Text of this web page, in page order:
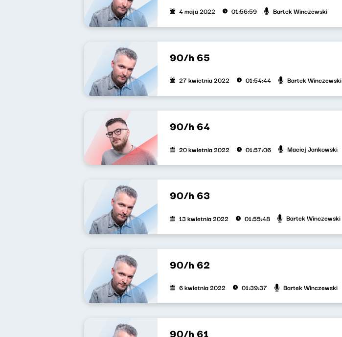
4 maja 2022 01:56:59 Bartek Winczewski
90/h 65
27 kwietnia 2022 01:54:44 Bartek Winczewski
90/h 64
20 kwietnia 2022 01:57:06 Maciej Jankowski
90/h 63
13 kwietnia 2022 01:55:48 Bartek Winczewski
90/h 62
6 kwietnia 2022 01:39:37 Bartek Winczewski
90/h 61